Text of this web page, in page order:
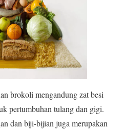
brokoli mengandung zat besi
pertumbuhan tulang dan gigi.
dan biji-bijian juga merupakan